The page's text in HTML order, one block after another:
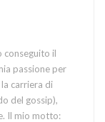
conseguito il
passione per
carriera di
del gossip),
Il mio motto: